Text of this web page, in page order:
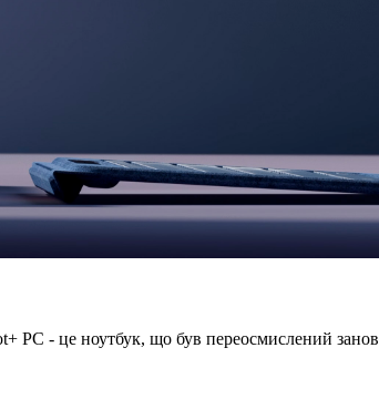
- це ноутбук, що був переосмислений